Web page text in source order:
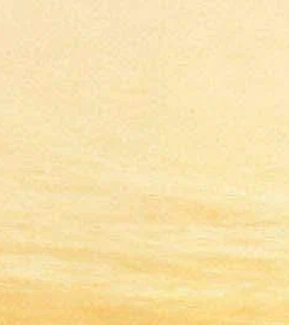
возвращать деньги за билеты на
до конца